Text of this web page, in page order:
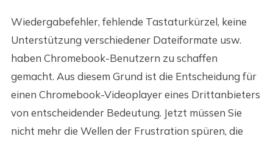
Wiedergabefehler, fehlende Tastaturkürzel, keine
Unterstützung verschiedener Dateiformate usw.
haben Chromebook-Benutzern zu schaffen
gemacht. Aus diesem Grund ist die Entscheidung für
einen Chromebook-Videoplayer eines Drittanbieters
von entscheidender Bedeutung. Jetzt müssen Sie
nicht mehr die Wellen der Frustration spüren, die